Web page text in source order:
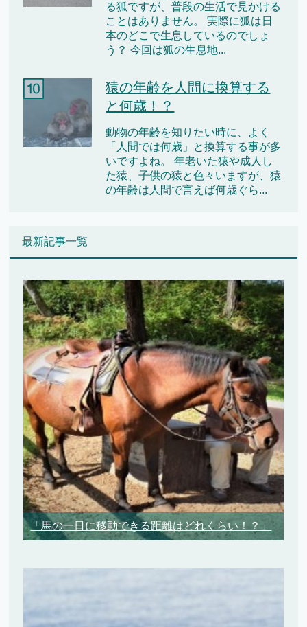
る狐ですが、普段の生活で見かける
ことはありません。 実際に狐は日
本のどこで生息しているのでしょ
う？ 今回は狐の生息地...
猿の年齢を人間に換算する
と何歳！？
動物の年齢を知りたい時に、よく
「人間では何歳」と換算する事が多
いですよね。 年老いた猿や成人し
た猿、子供の猿と色々いますが、猿
の年齢は人間で言えば何歳ぐら...
最新記事一覧
「馬の一日に移動できる距離はどれくらい！？」